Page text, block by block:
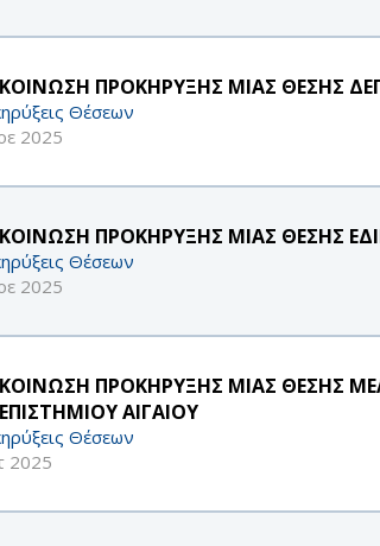
ΠΡΟΚΗΡΥΞΗΣ ΜΙΑΣ ΘΕΣΗΣ
Θέσεων
2025
ΠΡΟΚΗΡΥΞΗΣ ΜΙΑΣ ΘΕΣΗΣ
Θέσεων
2025
ΠΡΟΚΗΡΥΞΗΣ ΜΙΑΣ ΘΕΣΗΣ
ΑΙΓΑΙΟΥ
Θέσεων
2025